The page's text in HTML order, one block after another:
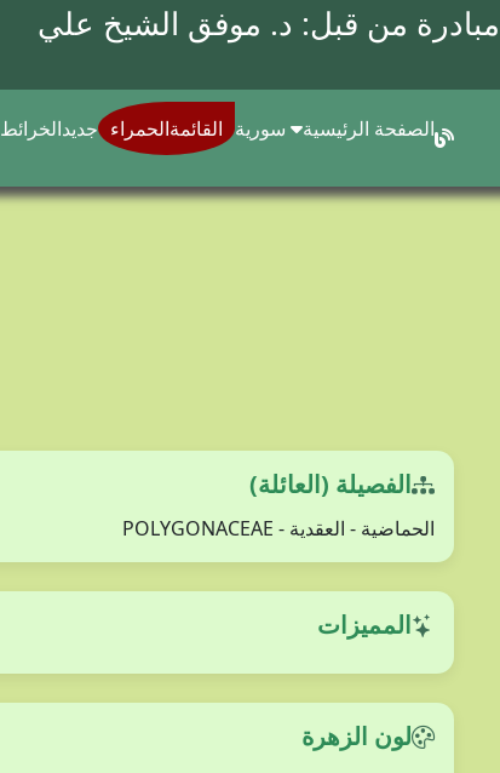
مبادرة من قبل: د. موفق الشيخ علي
الصفحة الرئيسية القائمةالحمراء جديدالخرائط
الفصيلة (العائلة)
الحماضية - العقدية - POLYGONACEAE
المميزات
لون الزهرة